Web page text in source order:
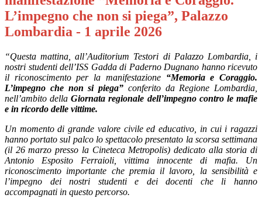
L’impegno che non si piega”, Palazzo
Lombardia - 1 aprile 2026
“Questa mattina, all’Auditorium Testori di Palazzo Lombardia, i
nostri studenti dell’ISS Gadda di Paderno Dugnano hanno ricevuto
il riconoscimento per la manifestazione “Memoria e Coraggio.
L’impegno che non si piega” conferito da Regione Lombardia,
nell’ambito dellaGiornata regionale dell’impegno contro le mafie
e in ricordo delle vittime.
Un momento di grande valore civile ed educativo, in cui i ragazzi
hanno portato sul palco lo spettacolo presentato la scorsa settimana
(il 26 marzo presso la Cineteca Metropolis) dedicato alla storia di
Antonio Esposito Ferraioli, vittima innocente di mafia. Un
riconoscimento importante che premia il lavoro, la sensibilità e
l’impegno dei nostri studenti e dei docenti che li hanno
accompagnati in questo percorso.